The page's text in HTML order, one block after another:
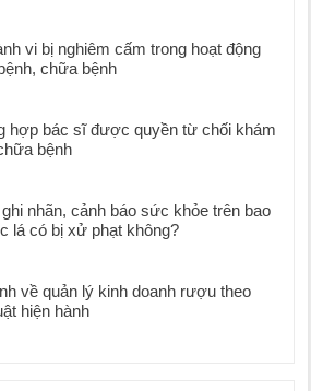
vi bị nghiêm cấm trong hoạt động
chữa bệnh
hợp bác sĩ được quyền từ chối khám
bệnh
nhãn, cảnh báo sức khỏe trên bao
lá có bị xử phạt không?
về quản lý kinh doanh rượu theo
hiện hành